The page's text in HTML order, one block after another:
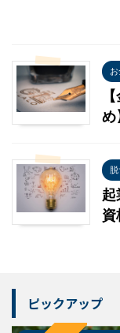
め
起
資
ピックアップ